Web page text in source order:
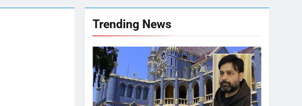
क्या है ताजा भाव
Trending News